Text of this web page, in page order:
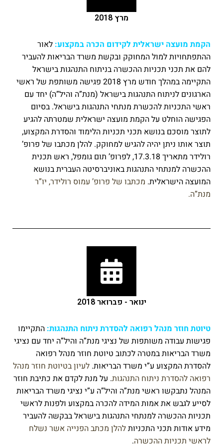
מרץ 2018
הקמת מועצה ישראלית לקידום הכרה במקצוע: לאור
ההתפתחויות למול המחוקק ובקשת משרד הבריאות להעביר
להם את תכני תכניות ההכשרה בניתוח התנהגות בישראל
התקיימה במהלך חודש מרץ 2018 פגישה משותפת של ראשי
הארגונים לניתוח התנהגות בישראל (מנת”ה והיל”ה) יחד עם
ראשי התכניות להכשרת מנתחי התנהגות בישראל. בסיום
הפגישה הוחלט על הקמת מועצה ישראלית שמטרתה להגיע
לתוצר מוסכם בנושא תכני תכניות הלימוד והסדרת המקצוע,
תוצר אותו ניתן יהיה להגיש למחוקק. להלן מכתבו של פרופ’
רולידר מתאריך 17.3.18, לפרופ’ תום גומפל, ראש תכנית
ההכשרה למנתחי התנהגות באוניברסיטה העברית בנושא
המועצה הישראלית. מכתבו של פרופ’ עמוס רולידר, יו”ר
מנת”ה.
ינואר - פברואר 2018
טיוטת חוזר מנהל רפואה להסדרת ניתוח התנהגות: התקיימו
פגישות עבודה משותפות של נציגי מנת”ה והיל”ה יחד עם נציגי
משרד הבריאות במטרה לכתוב טיוטת חוזר מנהל רפואה
להסדרת המקצוע ע”י משרד הבריאות. לעיון בטיוטת חוזר מנהל
רפואה להסדרת ניתוח התנהגות. על מנת לקדם את כתיבת חוזר
המנהל נתבקשו ראשי מנת”ה והיל”ה ע”י נציגי משרד הבריאות
לסייע לגבש את אמות המידה להכרה במקצוע ולפנות לראשי
תכניות ההכשרה למנתחי התנהגות בישראל בבקשה להעביר
מידע אודות תכני התכניותלהלן מכתב הפנייה אשר נשלח
לראשי תכניות ההכשרה.